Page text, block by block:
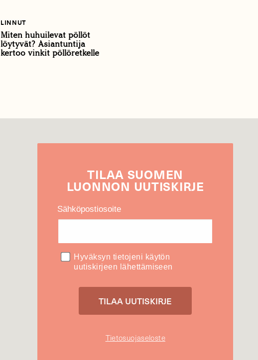
LINNUT
Miten huhuilevat pöllöt
löytyvät? Asiantuntija
kertoo vinkit pöllöretkelle
TILAA SUOMEN
LUONNON UUTIS­KIRJE
Sähköpostiosoite
Hyväksyn tietojeni käytön
uutiskirjeen lähettämiseen
Tietosuojaseloste